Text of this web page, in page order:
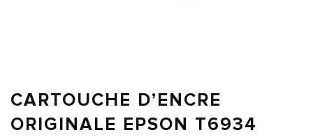
CARTOUCHE D’ENCRE
ORIGINALE EPSON T6934